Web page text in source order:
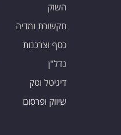
השוק
תקשורת ומדיה
כסף וצרכנות
נדל"ן
דיגיטל וטק
שיווק ופרסום